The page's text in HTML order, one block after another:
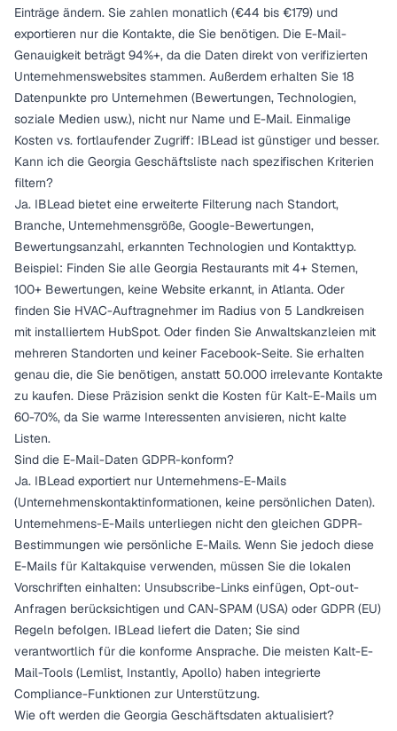
Einträge ändern. Sie zahlen monatlich (€44 bis €179) und
exportieren nur die Kontakte, die Sie benötigen. Die E-Mail-
Genauigkeit beträgt 94%+, da die Daten direkt von verifizierten
Unternehmenswebsites stammen. Außerdem erhalten Sie 18
Datenpunkte pro Unternehmen (Bewertungen, Technologien,
soziale Medien usw.), nicht nur Name und E-Mail. Einmalige
Kosten vs. fortlaufender Zugriff: IBLead ist günstiger und besser.
Kann ich die Georgia Geschäftsliste nach spezifischen Kriterien
filtern?
Ja. IBLead bietet eine erweiterte Filterung nach Standort,
Branche, Unternehmensgröße, Google-Bewertungen,
Bewertungsanzahl, erkannten Technologien und Kontakttyp.
Beispiel: Finden Sie alle Georgia Restaurants mit 4+ Sternen,
100+ Bewertungen, keine Website erkannt, in Atlanta. Oder
finden Sie HVAC-Auftragnehmer im Radius von 5 Landkreisen
mit installiertem HubSpot. Oder finden Sie Anwaltskanzleien mit
mehreren Standorten und keiner Facebook-Seite. Sie erhalten
genau die, die Sie benötigen, anstatt 50.000 irrelevante Kontakte
zu kaufen. Diese Präzision senkt die Kosten für Kalt-E-Mails um
60-70%, da Sie warme Interessenten anvisieren, nicht kalte
Listen.
Sind die E-Mail-Daten GDPR-konform?
Ja. IBLead exportiert nur Unternehmens-E-Mails
(Unternehmenskontaktinformationen, keine persönlichen Daten).
Unternehmens-E-Mails unterliegen nicht den gleichen GDPR-
Bestimmungen wie persönliche E-Mails. Wenn Sie jedoch diese
E-Mails für Kaltakquise verwenden, müssen Sie die lokalen
Vorschriften einhalten: Unsubscribe-Links einfügen, Opt-out-
Anfragen berücksichtigen und CAN-SPAM (USA) oder GDPR (EU)
Regeln befolgen. IBLead liefert die Daten; Sie sind
verantwortlich für die konforme Ansprache. Die meisten Kalt-E-
Mail-Tools (Lemlist, Instantly, Apollo) haben integrierte
Compliance-Funktionen zur Unterstützung.
Wie oft werden die Georgia Geschäftsdaten aktualisiert?